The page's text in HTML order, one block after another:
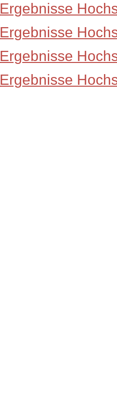
Ergebnisse
Ergebnisse
Ergebnisse
Ergebnisse